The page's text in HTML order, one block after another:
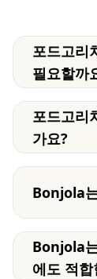
포드고리
필요할까
포드고리
가요?
Bonjola
Bonjola
에도 적합